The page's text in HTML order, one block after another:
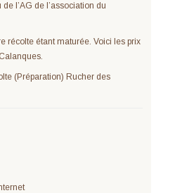
l’AG de l’association du
récolte étant maturée. Voici les prix
(Préparation) Rucher des